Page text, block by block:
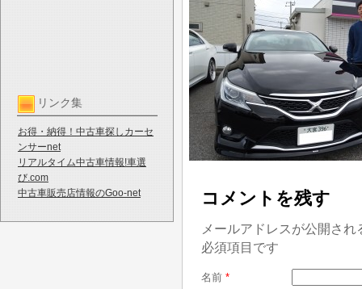
リンク集
お得・納得！中古車探しカーセ
ンサーnet
リアルタイム中古車情報!車選
び.com
中古車販売店情報のGoo-net
コメントを残す
メールアドレスが公開さ
必須項目です
名前 *